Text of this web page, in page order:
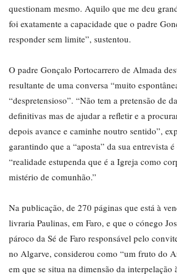
questionam mesmo. Aquilo que me deu
foi exatamente a capacidade que o padre
responder sem limite”, sustentou.
O padre Gonçalo Portocarrero de Almada
resultante de uma conversa “muito
“despretensioso”. “Não tem a pretensão de
definitivas mas de ajudar a refletir e a
depois avance e caminhe noutro sentido”,
garantindo que a “aposta” da sua entrevista
“realidade estupenda que é a Igreja como
mistério de comunhão.”
Na publicação, de 270 páginas que está à
livraria Paulinas, em Faro, e que o cónego
pároco da Sé de Faro responsável pelo
no Algarve, considerou como “um fruto do
em que se situa na dimensão da interpelação